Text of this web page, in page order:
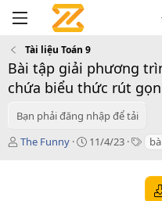
Tài liệu Toán 9
Bài tập giải phương
chứa biểu thức rút gọn
Bạn phải đăng nhập để tải
T
The Funny
C11/4/23
T
s